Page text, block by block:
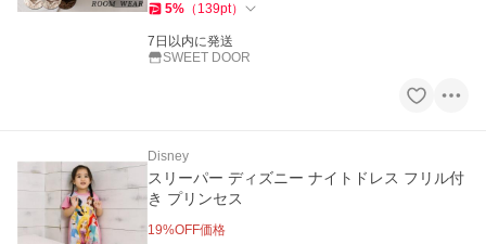
5% （ 139pt）
7日以内に発送
SWEET DOOR
Disney
スリーパー ディズニー ナイトドレス フリル付
き プリンセス
19%OFF価格